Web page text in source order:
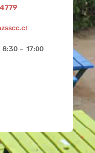
8:30 – 17:00